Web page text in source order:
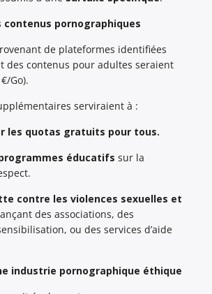
contenus pornographiques
de plateformes identifiées
des contenus pour adultes seraient
Go).
serviraient à :
les quotas gratuits pour tous.
éducatifs sur la
contre les violences sexuelles et
des associations, des
ou des services d’aide
industrie pornographique éthique